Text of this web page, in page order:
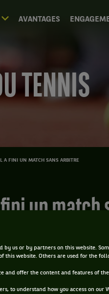
AVANTAGES
TENNIS
A FINI UN MATCH SANS ARBITRE
by us or by partners on this website.
this website. Others are used for the
and offer the content and features of
to understand how you access on our